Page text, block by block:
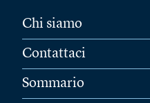
Chi siamo
Contattaci
Sommario